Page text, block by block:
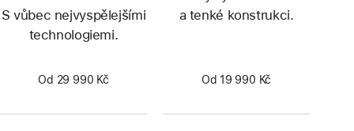
S vůbec nejvyspělejšími
technologiemi.
Od 29 990 Kč
a tenké konstrukci.
Od 19 990 Kč